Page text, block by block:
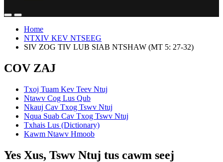
Home
NTXIV KEV NTSEEG
SIV ZOG TIV LUB SIAB NTSHAW (MT 5: 27-32)
COV ZAJ
Txoj Tuam Kev Teev Ntuj
Ntawv Cog Lus Qub
Nkauj Cav Txog Tswv Ntuj
Nqua Suab Cav Txog Tswv Ntuj
Txhais Lus (Dictionary)
Kawm Ntawv Hmoob
Yes Xus, Tswv Ntuj tus cawm seej